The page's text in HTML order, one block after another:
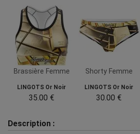
Brassière Femme
LINGOTS Or Noir
35.00 €
Shorty Femme
LINGOTS Or Noir
30.00 €
Description :